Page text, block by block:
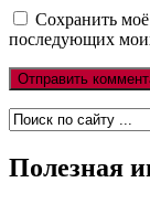
Сохранить моё
последующих
Полезная